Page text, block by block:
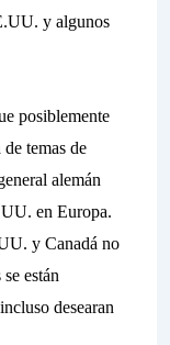
y algunos
posiblemente
temas de
alemán
en Europa.
y Canadá no
están
desearan